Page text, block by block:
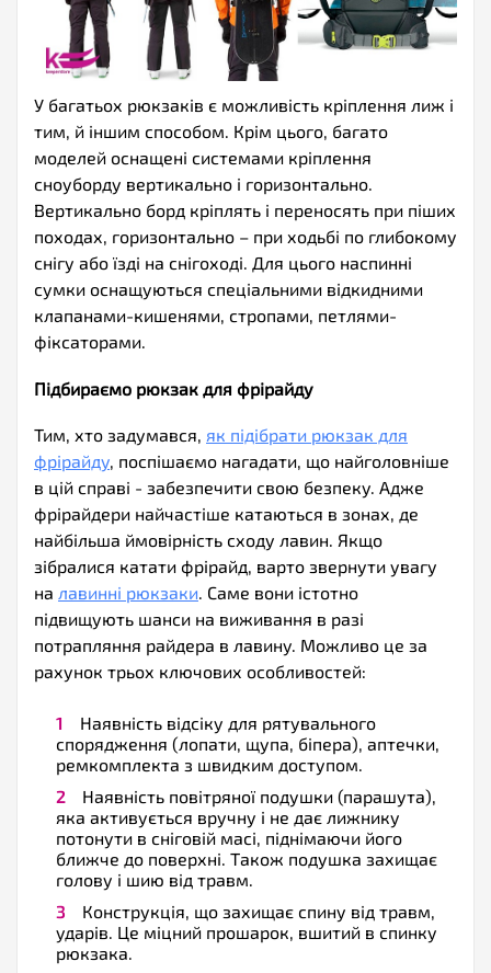
У багатьох рюкзаків є можливість кріплення лиж і
тим, й іншим способом. Крім цього, багато
моделей оснащені системами кріплення
сноуборду вертикально і горизонтально.
Вертикально борд кріплять і переносять при піших
походах, горизонтально – при ходьбі по глибокому
снігу або їзді на снігоході. Для цього наспинні
сумки оснащуються спеціальними відкидними
клапанами-кишенями, стропами, петлями-
фіксаторами.
Підбираємо рюкзак для фрірайду
Тим, хто задумався, як підібрати рюкзак для
фрірайду, поспішаємо нагадати, що найголовніше
в цій справі - забезпечити свою безпеку. Адже
фрірайдери найчастіше катаються в зонах, де
найбільша ймовірність сходу лавин. Якщо
зібралися катати фрірайд, варто звернути увагу
на лавинні рюкзаки. Саме вони істотно
підвищують шанси на виживання в разі
потрапляння райдера в лавину. Можливо це за
рахунок трьох ключових особливостей:
Наявність відсіку для рятувального
спорядження (лопати, щупа, біпера), аптечки,
ремкомплекта з швидким доступом.
Наявність повітряної подушки (парашута),
яка активується вручну і не дає лижнику
потонути в сніговій масі, піднімаючи його
ближче до поверхні. Також подушка захищає
голову і шию від травм.
Конструкція, що захищає спину від травм,
ударів. Це міцний прошарок, вшитий в спинку
рюкзака.